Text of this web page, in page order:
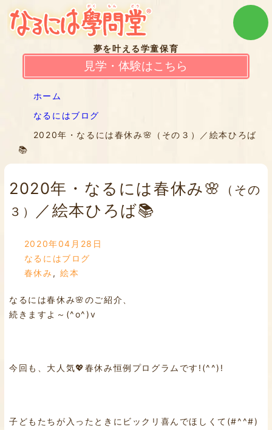
夢を叶える学童保育
見学・体験はこちら
ホーム
なるにはブログ
2020年・なるには春休み🌸（その３）／絵本ひろば
📚
2020年・なるには春休み🌸
（その
３）
／絵本ひろば📚
2020年04月28日
なるにはブログ
春休み ,絵本
なるには春休み🌸のご紹介、
続きますよ～(^o^)v
今回も、大人気💖春休み恒例プログラムです!(^^)!
子どもたちが入ったときにビックリ喜んでほしくて(#^^#)